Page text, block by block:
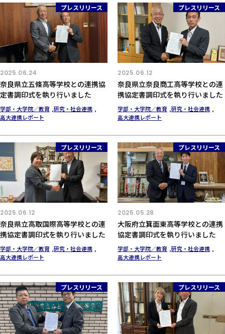
プレスリリース
2025.06.24
奈良県立五條高等学校との連携協
定書調印式を執り行いました
学部・大学院／教育 研究・社会連携
高大連携レポート
プレスリリース
2025.06.12
奈良県立奈良商工高等学校との連
携協定書調印式を執り行いました
学部・大学院／教育 研究・社会連携
高大連携レポート
プレスリリース
2025.06.12
奈良県立高取国際高等学校との連
携協定書調印式を執り行いました
学部・大学院／教育 研究・社会連携
高大連携レポート
プレスリリース
2025.05.28
大阪府立箕面東高等学校との連携
協定書調印式を執り行いました
学部・大学院／教育 研究・社会連携
高大連携レポート
プレスリリース プレスリリース